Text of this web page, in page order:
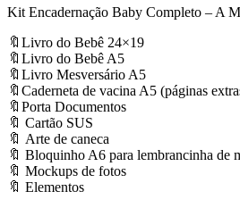
Kit Encadernação Baby Completo – A
🔖Livro do Bebê 24×19
🔖Livro do Bebê A5
🔖Livro Mesversário A5
🔖Caderneta de vacina A5 (páginas
🔖Porta Documentos
🔖 Cartão SUS
🔖 Arte de caneca
🔖 Bloquinho A6 para lembrancinha de
🔖 Mockups de fotos
🔖 Elementos